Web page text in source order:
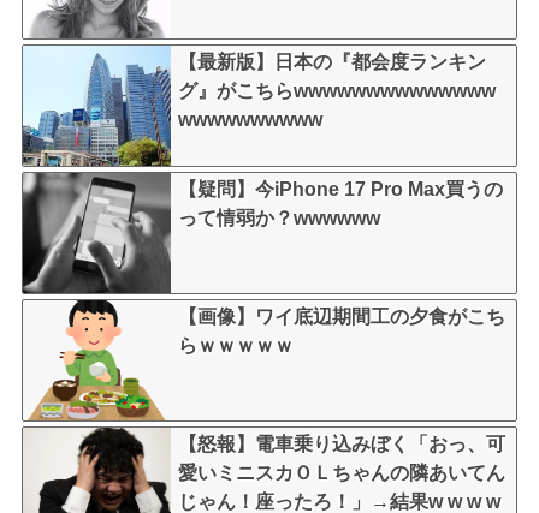
【最新版】日本の『都会度ランキン
グ』がこちらwwwwwwwwwwwwww
wwwwwwwwww
【疑問】今iPhone 17 Pro Max買うの
って情弱か？wwwwww
【画像】ワイ底辺期間工の夕食がこち
らｗｗｗｗｗ
【怒報】電車乗り込みぼく「おっ、可
愛いミニスカＯＬちゃんの隣あいてん
じゃん！座ったろ！」→結果w w w w